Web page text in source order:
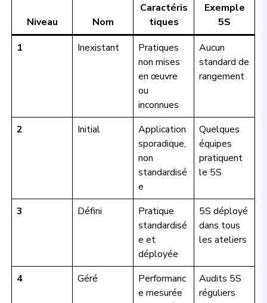
Niveau Nom
Caractéris
tiques
Exemple
5S
1
Inexistant
Pratiques
non mises
en œuvre
ou
inconnues
Aucun
standard de
rangement
2 Initial
Application
sporadique,
non
standardisé
e
Quelques
équipes
pratiquent
le 5S
3 Défini
Pratique
standardisé
e et
déployée
5S déployé
dans tous
les ateliers
4 Géré
Performanc
e mesurée
Audits 5S
réguliers